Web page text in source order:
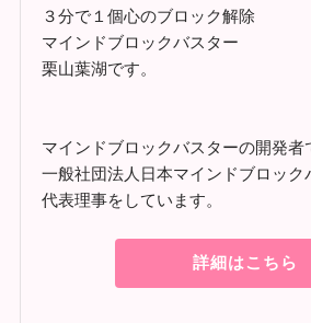
３分で１個心のブロック解除
マインドブロックバスター
栗山葉湖です。
マインドブロックバスターの開発者
一般社団法人日本マインドブロック
代表理事をしています。
詳細はこちら